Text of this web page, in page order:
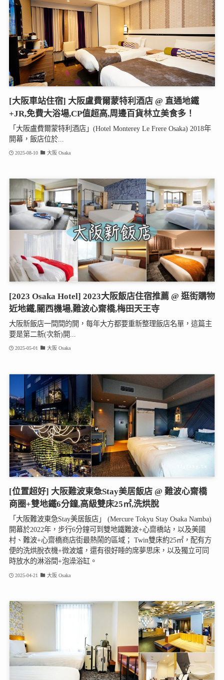
[大阪車站住宿] 大阪盧費爾蒙特利酒店 @ 直通地鐵
+JR,免費大浴場,CP值超高,周邊百貨林立美食多！
「大阪盧費爾蒙特利酒店」(Hotel Monterey Le Frere Osaka) 2018年
開幕，飯店位於...
2025-08-10 大阪 Osaka
[2023 Osaka Hotel] 2023大阪飯店住宿推薦 @ 逛街購物
近地鐵,關西機場,難波心齋橋,梅田天王寺
大阪新飯店一間間的開，每年大方都要重新整理飯店名單，這篇主
要是第二新(次新)開...
2025-05-01 大阪 Osaka
[位置超好] 大阪難波東急Stay美居飯店 @ 難波心齋橋
商圈+雙地鐵6分鐘,高級雙床25㎡,洗烘脫
「大阪難波東急Stay美居飯店」 (Mercure Tokyu Stay Osaka Namba)
開幕於2022年，步行6分鐘可到雙地鐵難波+心齋橋站，以及美國
村、難波+心齋橋商店街最熱鬧的區域； Twin雙床約25㎡，配有方
便的洗烘脫衣機+微波爐，還有很好睡的席夢思床，以及獨立可同
時放水的淋浴間+泡澡浴缸。
2025-04-21 大阪 Osaka